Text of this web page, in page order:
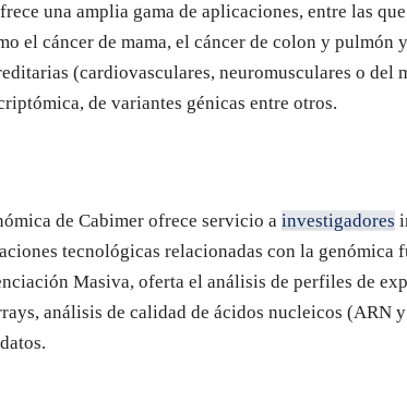
una amplia gama de aplicaciones, entre las
el cáncer de mama, el cáncer de colon y pulmón
(cardiovasculares, neuromusculares o del
de variantes génicas entre otros.
de Cabimer ofrece servicio a investigadores
tecnológicas relacionadas con la genómica
Masiva, oferta el análisis de perfiles de
análisis de calidad de ácidos nucleicos (ARN